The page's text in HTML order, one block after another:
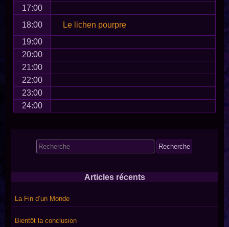
17:00
18:00
Le lichen pourpre
19:00
20:00
21:00
22:00
23:00
24:00
Search
for:
Articles récents
La Fin d’un Monde
Bientôt la conclusion